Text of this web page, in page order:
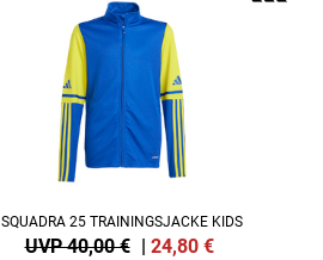
SQUADRA 25 TRAININGSJACKE KIDS
UVP 40,00 € | 24,80 €